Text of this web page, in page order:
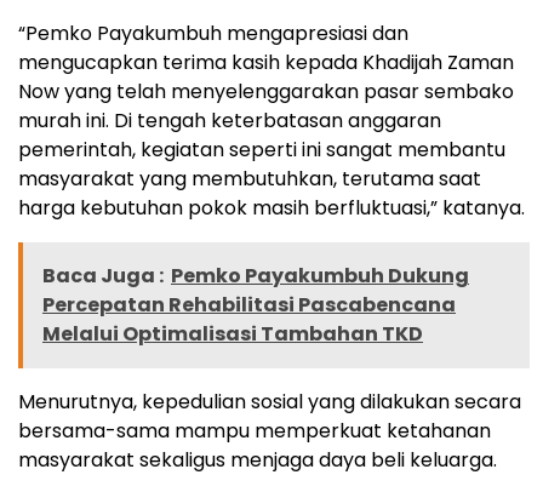
“Pemko Payakumbuh mengapresiasi dan
mengucapkan terima kasih kepada Khadijah Zaman
Now yang telah menyelenggarakan pasar sembako
murah ini. Di tengah keterbatasan anggaran
pemerintah, kegiatan seperti ini sangat membantu
masyarakat yang membutuhkan, terutama saat
harga kebutuhan pokok masih berfluktuasi,” katanya.
Baca Juga : Pemko Payakumbuh Dukung
Percepatan Rehabilitasi Pascabencana
Melalui Optimalisasi Tambahan TKD
Menurutnya, kepedulian sosial yang dilakukan secara
bersama-sama mampu memperkuat ketahanan
masyarakat sekaligus menjaga daya beli keluarga.